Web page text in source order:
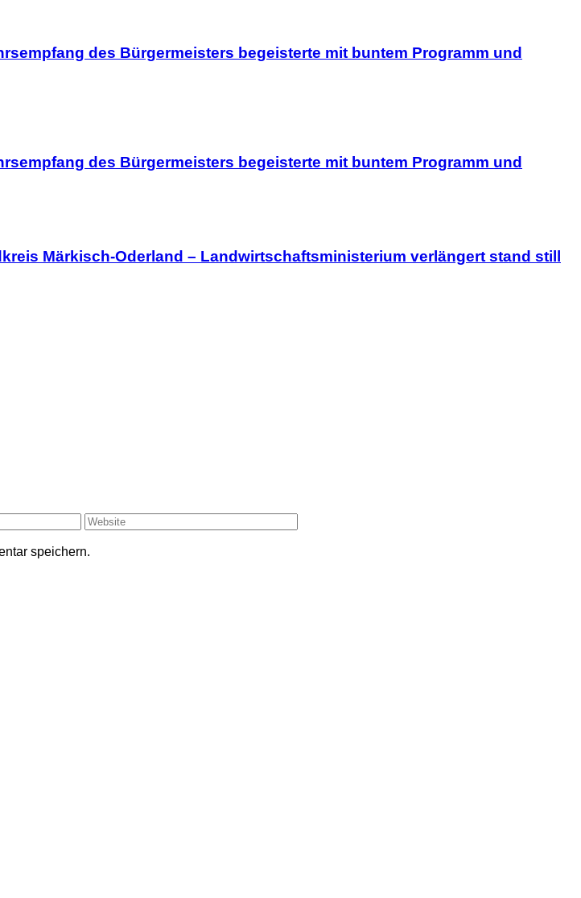
des Bürgermeisters begeisterte mit buntem Programm und
des Bürgermeisters begeisterte mit buntem Programm und
Märkisch-Oderland – Landwirtschaftsministerium verlängert stand still
speichern.